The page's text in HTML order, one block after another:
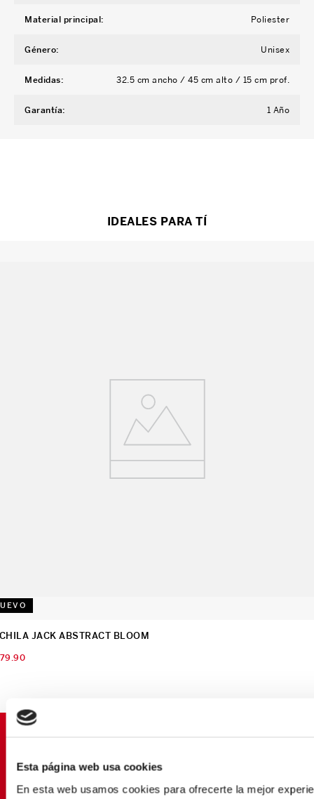
Esta página web usa cookies
En esta web usamos cookies para ofrecerte la mejor
Material principal: Poliester
Género: Unisex
Medidas: 32.5 cm ancho / 45 cm alto / 15 cm prof.
Garantía: 1 Año
IDEALES PARA TÍ
JACK ABSTRACT BLOOM
.90
PROMOCIONES EXCLUSIVAS
Déjanos tu email y seras el primero en enterarte de